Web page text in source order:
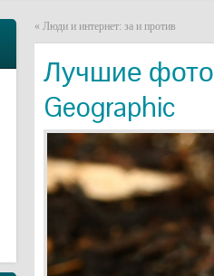
« Люди и интернет: за и против
Лучшие
Geographic